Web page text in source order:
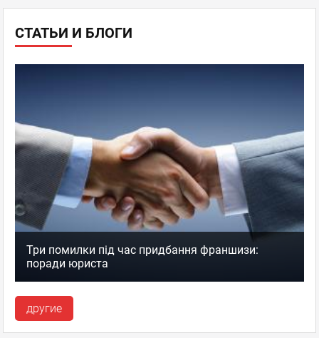
СТАТЬИ И БЛОГИ
Три помилки під час придбання франшизи:
поради юриста
другие